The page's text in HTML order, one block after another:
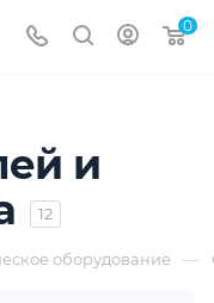
0
и
12
оборудование —